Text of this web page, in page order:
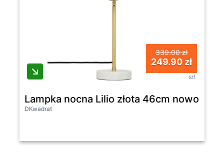
339.00 zł
249.90 zł
szt
Lampka nocna Lilio złota 46cm
DKwadrat